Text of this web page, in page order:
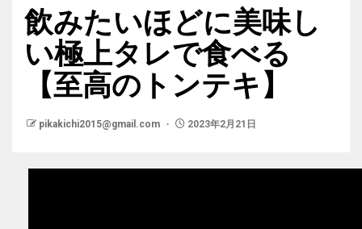
飲みたいほどに美味し
い極上タレで食べる
【至高のトンテキ】
pikakichi2015@gmail.com 2023年2月21日